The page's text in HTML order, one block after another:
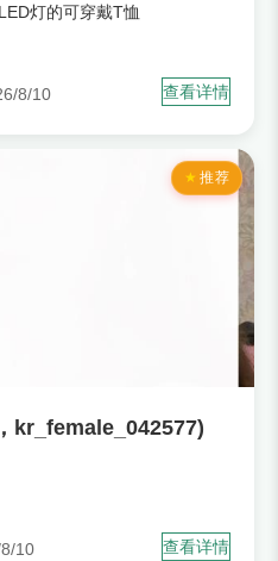
灯的可穿戴T恤
8/10 查看详情
推荐
kr_female_042577)
10 查看详情